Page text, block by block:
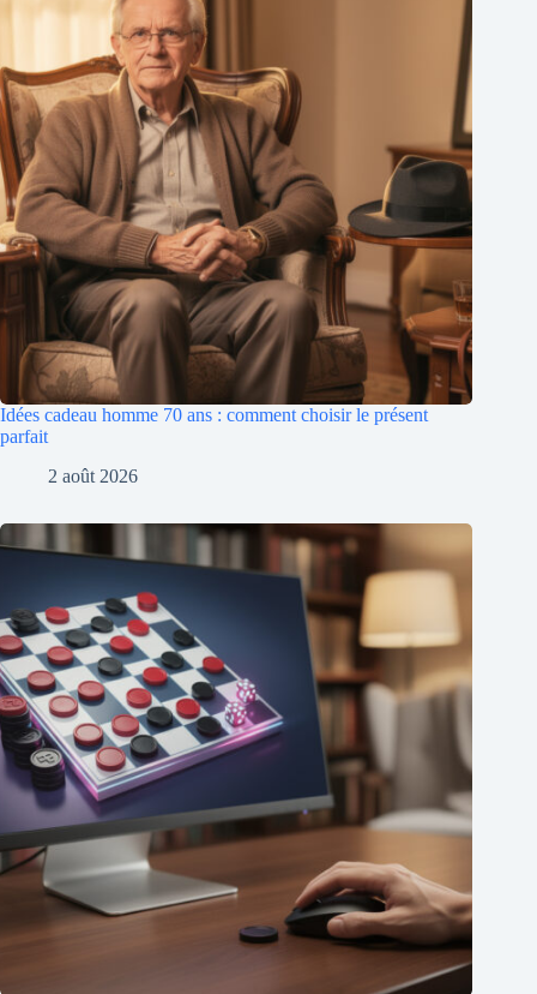
Idées cadeau homme 70 ans : comment choisir le présent
parfait
2 août 2026